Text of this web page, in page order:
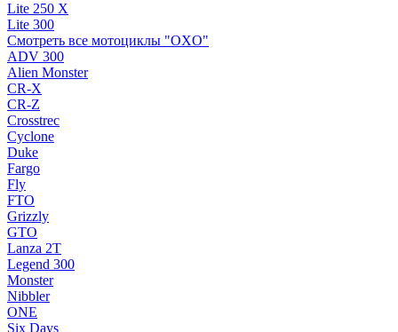
Lite 250 X
Lite 300
Смотреть все мотоциклы "OXO"
ADV 300
Alien Monster
CR-X
CR-Z
Crosstrec
Cyclone
Duke
Fargo
Fly
FTO
Grizzly
GTO
Lanza 2T
Legend 300
Monster
Nibbler
ONE
Six Days